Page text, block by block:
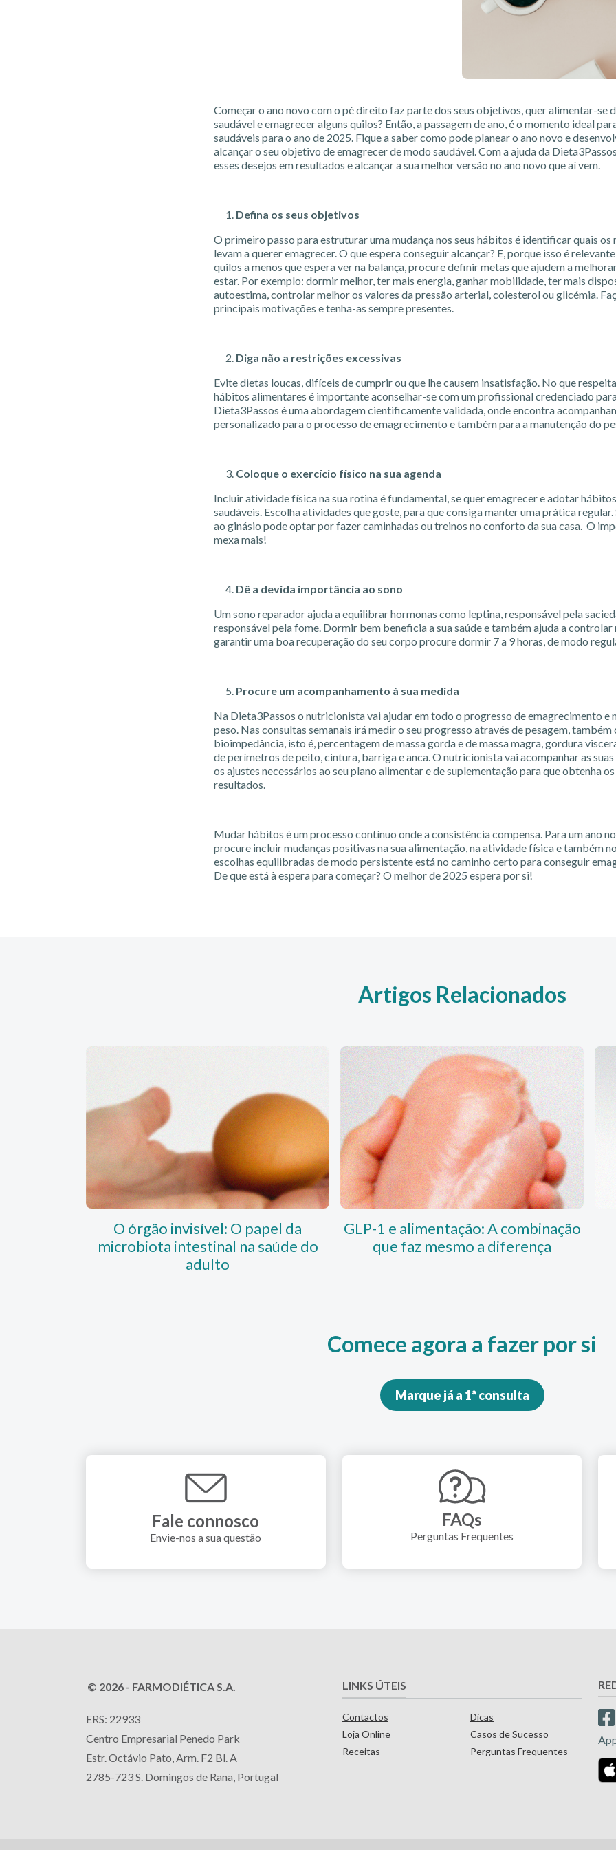
Começar o ano novo com o pé direito faz parte dos seus objetivos, quer alimentar-se
saudável e emagrecer alguns quilos? Então, a passagem de ano, é o momento ideal
saudáveis para o ano de 2025. Fique a saber como pode planear o ano novo e
alcançar o seu objetivo de emagrecer de modo saudável. Com a ajuda da
esses desejos em resultados e alcançar a sua melhor versão no ano novo que aí vem.
Defina os seus objetivos
O primeiro passo para estruturar uma mudança nos seus hábitos é identificar quais os
levam a querer emagrecer. O que espera conseguir alcançar? E, porque isso é
quilos a menos que espera ver na balança, procure definir metas que ajudem a
estar. Por exemplo: dormir melhor, ter mais energia, ganhar mobilidade, ter mais
autoestima, controlar melhor os valores da pressão arterial, colesterol ou glicémia.
principais motivações e tenha-as sempre presentes.
Diga não a restrições excessivas
Evite dietas loucas, difíceis de cumprir ou que lhe causem insatisfação. No que
hábitos alimentares é importante aconselhar-se com um profissional credenciado
Dieta3Passos é uma abordagem cientificamente validada, onde encontra
personalizado para o processo de emagrecimento e também para a manutenção do
Coloque o exercício físico na sua agenda
Incluir atividade física na sua rotina é fundamental, se quer emagrecer e adotar
saudáveis. Escolha atividades que goste, para que consiga manter uma prática regular.
ao ginásio pode optar por fazer caminhadas ou treinos no conforto da sua casa. O
mexa mais!
Dê a devida importância ao sono
Um sono reparador ajuda a equilibrar hormonas como leptina, responsável pela
responsável pela fome. Dormir bem beneficia a sua saúde e também ajuda a controlar
garantir uma boa recuperação do seu corpo procure dormir 7 a 9 horas, de modo
Procure um acompanhamento à sua medida
Na Dieta3Passos o nutricionista vai ajudar em todo o progresso de emagrecimento e
peso. Nas consultas semanais irá medir o seu progresso através de pesagem, também
bioimpedância, isto é, percentagem de massa gorda e de massa magra, gordura
de perímetros de peito, cintura, barriga e anca. O nutricionista vai acompanhar as
os ajustes necessários ao seu plano alimentar e de suplementação para que obtenha
resultados.
Mudar hábitos é um processo contínuo onde a consistência compensa. Para um ano
procure incluir mudanças positivas na sua alimentação, na atividade física e também
escolhas equilibradas de modo persistente está no caminho certo para conseguir
De que está à espera para começar? O melhor de 2025 espera por si!
Artigos Relacionados
O órgão invisível: O papel da
microbiota intestinal na saúde do
adulto
GLP-1 e alimentação: A combinação
que faz mesmo a diferença
Comece agora a fazer por si
Marque já a 1ª consulta
Fale connosco
Envie-nos a sua questão
FAQs
Perguntas Frequentes
© 2026 - FARMODIÉTICA S.A.
ERS: 22933
Centro Empresarial Penedo Park
Estr. Octávio Pato, Arm. F2 Bl. A
2785-723 S. Domingos de Rana, Portugal
LINKS ÚTEIS
Contactos
Loja Online
Receitas
Dicas
Casos de Sucesso
Perguntas Frequentes